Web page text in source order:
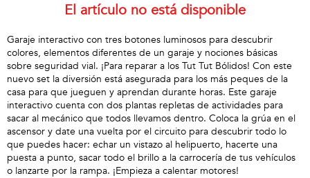
El artículo no está disponible
Garaje interactivo con tres botones luminosos para descubrir
colores, elementos diferentes de un garaje y nociones básicas
sobre seguridad vial. ¡Para reparar a los Tut Tut Bólidos! Con este
nuevo set la diversión está asegurada para los más peques de la
casa para que jueguen y aprendan durante horas. Este garaje
interactivo cuenta con dos plantas repletas de actividades para
sacar al mecánico que todos llevamos dentro. Coloca la grúa en el
ascensor y date una vuelta por el circuito para descubrir todo lo
que puedes hacer: echar un vistazo al helipuerto, hacerte una
puesta a punto, sacar todo el brillo a la carrocería de tus vehículos
o lanzarte por la rampa. ¡Empieza a calentar motores!